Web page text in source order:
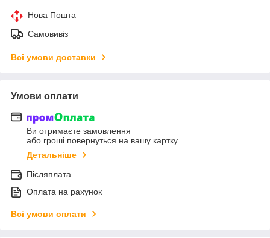
Нова Пошта
Самовивіз
Всі умови доставки
Умови оплати
Ви отримаєте замовлення
або гроші повернуться на вашу картку
Детальніше
Післяплата
Оплата на рахунок
Всі умови оплати